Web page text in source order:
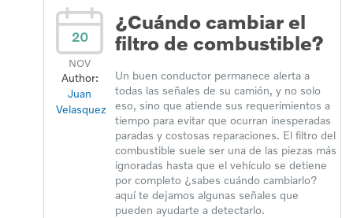
20
NOV
Author:
Juan
Velasquez
¿Cuándo cambiar el
filtro de combustible?
Un buen conductor permanece alerta a
todas las señales de su camión, y no solo
eso, sino que atiende sus requerimientos a
tiempo para evitar que ocurran inesperadas
paradas y costosas reparaciones. El filtro del
combustible suele ser una de las piezas más
ignoradas hasta que el vehículo se detiene
por completo ¿sabes cuándo cambiarlo?
aquí te dejamos algunas señales que
pueden ayudarte a detectarlo.